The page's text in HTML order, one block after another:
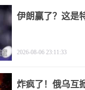
伊朗赢了？这是
2026-08-06 23:11:33
炸疯了！俄乌互